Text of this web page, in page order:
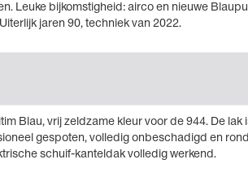
Leuke bijkomstigheid: airco en nieuwe
jaren 90, techniek van 2022.
Blau, vrij zeldzame kleur voor de 944. De
gespoten, volledig onbeschadigd en
schuif-kanteldak volledig werkend.